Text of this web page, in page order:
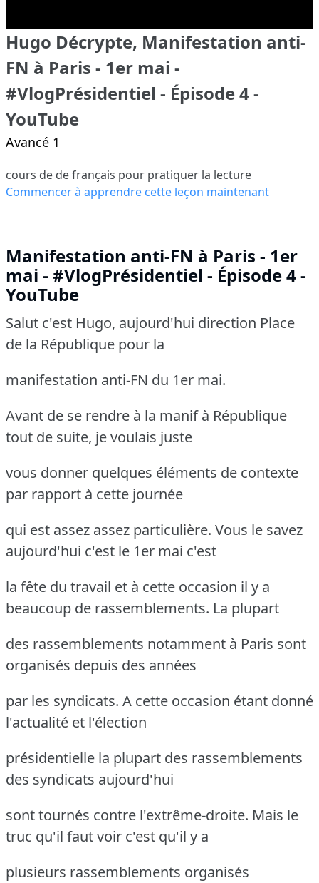
Hugo Décrypte, Manifestation anti-
FN à Paris - 1er mai -
#VlogPrésidentiel - Épisode 4 -
YouTube
Avancé 1
cours de de français pour pratiquer la lecture
Commencer à apprendre cette leçon maintenant
Manifestation anti-FN à Paris - 1er
mai - #VlogPrésidentiel - Épisode 4 -
YouTube
Salut c'est Hugo, aujourd'hui direction Place
de la République pour la
manifestation anti-FN du 1er mai.
Avant de se rendre à la manif à République
tout de suite, je voulais juste
vous donner quelques éléments de contexte
par rapport à cette journée
qui est assez assez particulière. Vous le savez
aujourd'hui c'est le 1er mai c'est
la fête du travail et à cette occasion il y a
beaucoup de rassemblements. La plupart
des rassemblements notamment à Paris sont
organisés depuis des années
par les syndicats. A cette occasion étant donné
l'actualité et l'élection
présidentielle la plupart des rassemblements
des syndicats aujourd'hui
sont tournés contre l'extrême-droite. Mais le
truc qu'il faut voir c'est qu'il y a
plusieurs rassemblements organisés